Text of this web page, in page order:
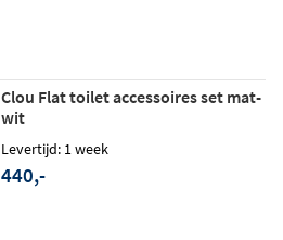
Clou Flat toilet accessoires set mat-
wit
Levertijd: 1 week
440,-